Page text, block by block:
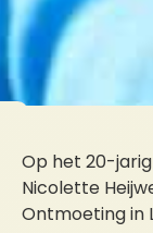
Op het 20-
Nicolette
Ontmoeting in